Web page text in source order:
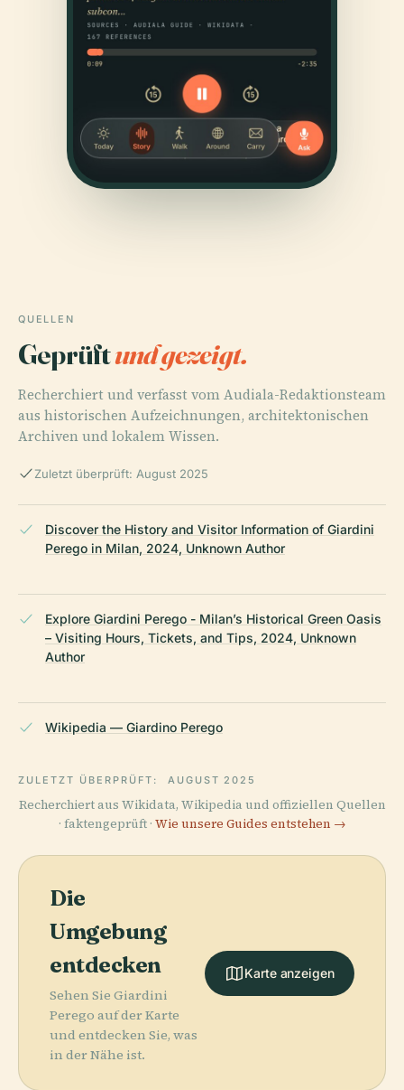
QUELLEN
Geprüftund gezeigt.
Recherchiert und verfasst vom Audiala-Redaktionsteam
aus historischen Aufzeichnungen, architektonischen
Archiven und lokalem Wissen.
Zuletzt überprüft: August 2025
Discover the History and Visitor Information of Giardini
Perego in Milan, 2024, Unknown Author
Explore Giardini Perego - Milan’s Historical Green Oasis
– Visiting Hours, Tickets, and Tips, 2024, Unknown
Author
Wikipedia — Giardino Perego
ZULETZT ÜBERPRÜFT: AUGUST 2025
Recherchiert aus Wikidata, Wikipedia und offiziellen Quellen
· faktengeprüft · Wie unsere Guides entstehen →
Die
Umgebung
entdecken
Sehen Sie Giardini
Perego auf der Karte
und entdecken Sie, was
in der Nähe ist.
Karte anzeigen